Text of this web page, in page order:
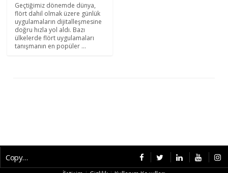
Geçtiğimiz dönemde dünya,
flört dahil olmak üzere günlük
uygulamaların dijitalleşmesine
doğru hızla yol aldı. Bazı
ülkelerde flört uygulamaları
tanışmanın en popüler ...
Copyright © 2026 CybermagOnline